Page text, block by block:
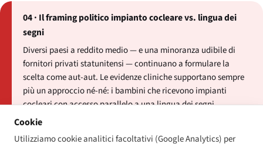
04 · Il framing politico impianto cocleare vs. lingua dei
segni
Diversi paesi a reddito medio — e una minoranza udibile di
fornitori privati statunitensi — continuano a formulare la
scelta come aut-aut. Le evidenze cliniche supportano sempre
più un approccio né-né: i bambini che ricevono impianti
cocleari con accesso parallelo a una lingua dei segni
nazionale superano i coetanei con solo impianto nella
Cookie
Utilizziamo cookie analitici facoltativi (Google Analytics) per